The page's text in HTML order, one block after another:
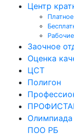
Центр
Заочное
Оценка
ЦСТ
Полигон
ПОО РБ